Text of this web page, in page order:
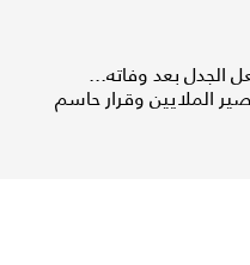
الجدل بعد وفاته...
الملايين وقرار حاسم